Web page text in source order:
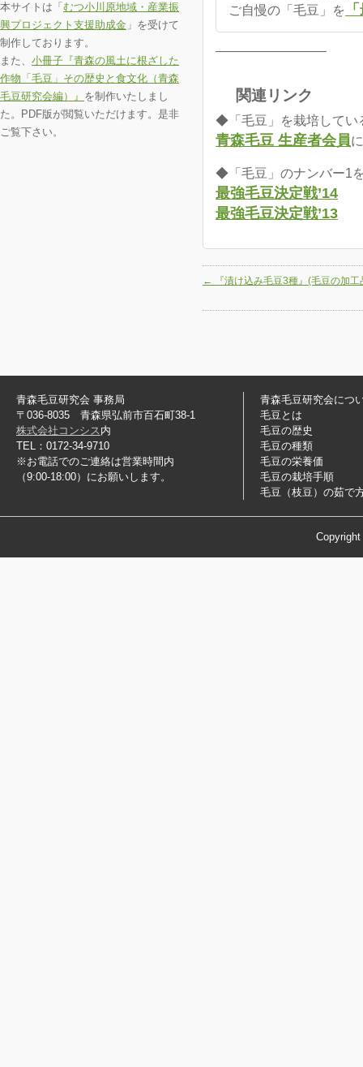
ご自慢の「毛豆」を
————————–
関連リンク
◆「毛豆」を栽培してい
青森毛豆 生産者会員
◆「毛豆」のナンバー1
最強毛豆決定戦’14
最強毛豆決定戦’13
← 『漬け込み毛豆3種』(毛豆の加
本サイトは「 むつ小川原地域・産業振
興プロジェクト支援助成金 」を受けて
制作しております。
また、 小冊子『青森の風土に根ざした
作物「毛豆」その歴史と食文化（青森
毛豆研究会編）』 を制作いたしまし
た。PDF版が閲覧いただけます。是非
ご覧下さい。
青森毛豆研究会 事務局
〒036-8035 青森県弘前市百石町38-1
株式会社コンシス 内
TEL：0172-34-9710
※お電話でのご連絡は営業時間内
（9:00-18:00）にお願いします。
青森毛豆研究会につ
毛豆とは
毛豆の歴史
毛豆の種類
毛豆の栄養価
毛豆の栽培手順
毛豆（枝豆）の茹で